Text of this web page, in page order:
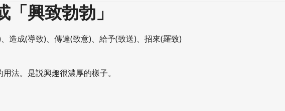
「興致勃勃」
造成(導致)、傳達(致意)、給予(致送)、招來(羅致)
法。是説興趣很濃厚的樣子。